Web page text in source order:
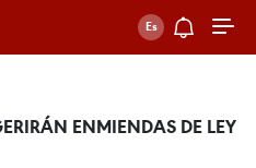
ENMIENDAS DE LEY